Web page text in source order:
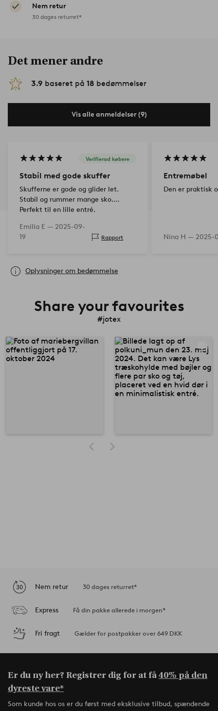
Nem retur
30 dages returret*
Det mener andre
3.9 baseret på 18 bedømmelser
Vis alle anmeldelser (9)
Verifierad købere
Stabil med gode skuffer
Skufferne er gode og glider let.
Stabil og rummer mange sko.
Perfekt til en lille entré.
Emilia E — 2025-09-
19
Rapport
Entremøbel
Den er praktisk
Nina H — 2025-
Oplysninger om bedømmelse
Share your favourites
#jotex
Nem retur 30 dages returret*
Express Få din pakke allerede i morgen*
Fri fragt Gælder for postpakker over 649 DKK
Er du ny her? Registrer dig for at få40% på den
dyreste vare*
Som kunde hos os er du først med eksklusive tilbud, spændende